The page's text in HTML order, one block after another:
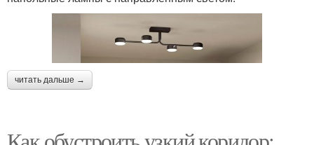
читать дальше →